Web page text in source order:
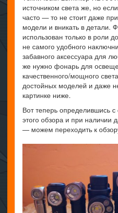
источником света же, но
часто — то не стоит даже
модели и вникать в детали.
использован только в роли
не самого удобного
забавного аксессуара для
же нужно фонарь для
качественного/мощного
достойных моделей и даже
картинке ниже.
Вот теперь определившись
этого обзора и при наличии
— можем переходить к